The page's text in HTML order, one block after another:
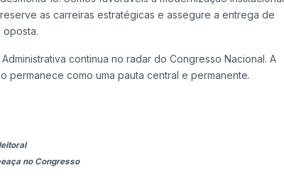
as carreiras estratégicas e assegure a entrega de
oposta.
continua no radar do Congresso Nacional. A
como uma pauta central e permanente.
no Congresso